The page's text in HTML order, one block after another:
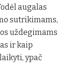
augalas
sutrikimams,
uždegimams
ir kaip
ypač